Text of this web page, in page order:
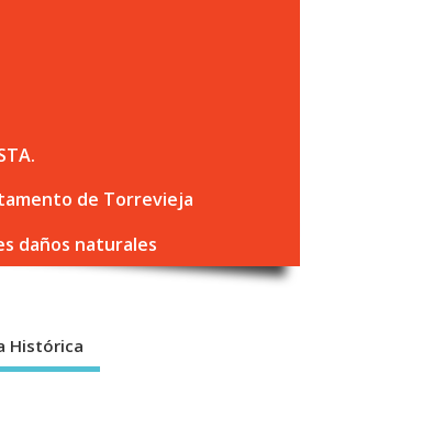
de Torrevieja
daños naturales
Histórica